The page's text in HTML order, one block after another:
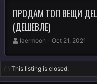
ПРОДАМ ТОП ВЕЩИ
(ДЕШЕВЛЕ)
A
t
h
o
laermoon
C
e
a
t
Oct 21, 2021
This listing is closed.